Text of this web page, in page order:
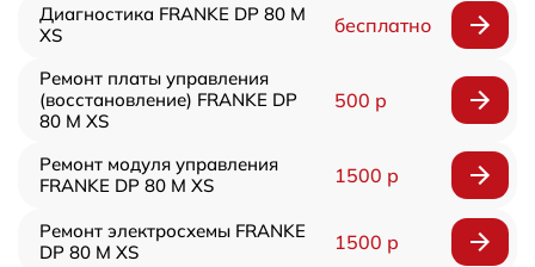
Диагностика FRANKE DP 80 M
XS
бесплатно
Ремонт платы управления
(восстановление) FRANKE DP
80 M XS
500 р
Ремонт модуля управления
FRANKE DP 80 M XS
1500 р
Ремонт электросхемы FRANKE
DP 80 M XS
1500 р